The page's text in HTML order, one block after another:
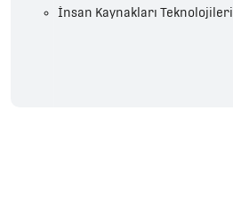
İnsan Kaynakları Teknolojileri